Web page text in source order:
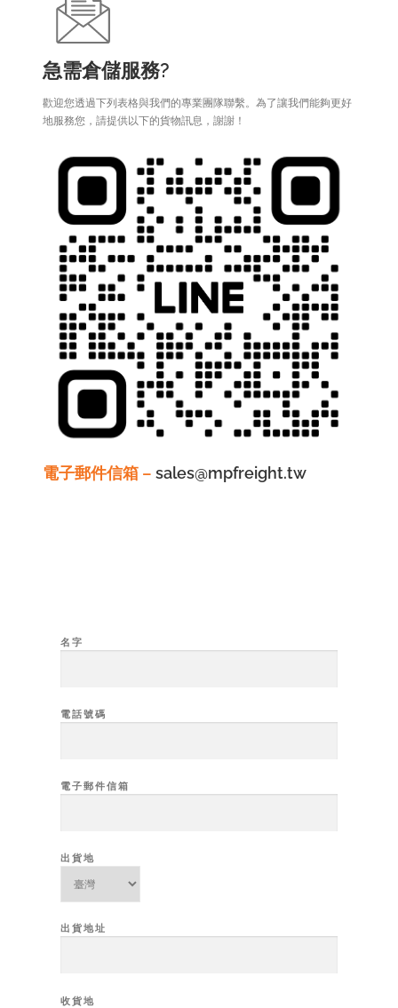
急需倉儲服務?
歡迎您透過下列表格與我們的專業團隊聯繫。為了讓我們能夠更好
地服務您，請提供以下的貨物訊息，謝謝！
電子郵件信箱 – sales@mpfreight.tw
名字
電話號碼
電子郵件信箱
出貨地
出貨地址
收貨地